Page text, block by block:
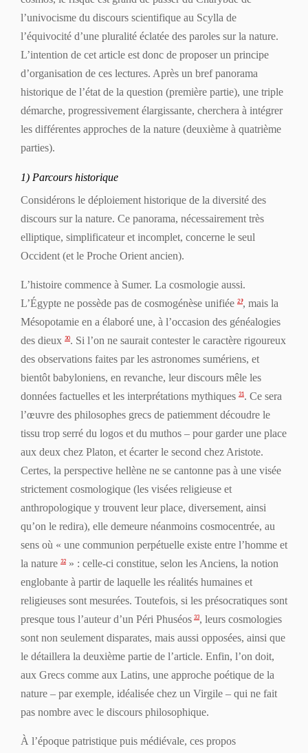
l’univocisme du discours scientifique au Scylla de
l’équivocité d’une pluralité éclatée des paroles sur la nature.
L’intention de cet article est donc de proposer un principe
d’organisation de ces lectures. Après un bref panorama
historique de l’état de la question (première partie), une triple
démarche, progressivement élargissante, cherchera à intégrer
les différentes approches de la nature (deuxième à quatrième
parties).
1) Parcours historique
Considérons le déploiement historique de la diversité des
discours sur la nature. Ce panorama, nécessairement très
elliptique, simplificateur et incomplet, concerne le seul
Occident (et le Proche Orient ancien).
L’histoire commence à Sumer. La cosmologie aussi.
L’Égypte ne possède pas de cos­mogénèse unifiée 29, mais la
Mésopotamie en a élaboré une, à l’occasion des généalo­gies
des dieux 30. Si l’on ne saurait contester le caractère rigoureux
des observations faites par les astronomes sumériens, et
bientôt babyloniens, en revanche, leur discours mêle les
données factuelles et les interprétations mythiques 31. Ce sera
l’œuvre des philosophes grecs de patiemment découdre le
tissu trop serré du logos et du muthos – pour garder une place
aux deux chez Platon, et écarter le second chez Aristote.
Certes, la perspective hellène ne se cantonne pas à une visée
strictement cosmologique (les visées religieuse et
anthropologique y trouvent leur place, diversement, ainsi
qu’on le redira), elle demeure néanmoins cosmocentrée, au
sens où « une communion perpétuelle existe entre l’homme et
la nature 32 » : celle-ci constitue, selon les Anciens, la notion
englobante à partir de laquelle les réalités humaines et
religieuses sont mesurées. Toutefois, si les présocratiques sont
presque tous l’auteur d’un Péri Phuséos 33, leurs cosmologies
sont non seulement disparates, mais aussi opposées, ainsi que
le détaillera la deuxième partie de l’article. Enfin, l’on doit,
aux Grecs comme aux Latins, une approche poétique de la
nature – par exemple, idéalisée chez un Virgile – qui ne fait
pas nombre avec le discours philosophique.
À l’époque patristique puis médiévale, ces propos